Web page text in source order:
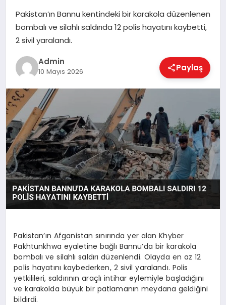
EKONOMI
MAGAZIN
SAĞLIK
SPOR
TEKNOLOJI
Pakistan’ın Bannu kentindeki bir karakola düzenlenen
bombalı ve silahlı saldırıda 12 polis hayatını kaybetti,
2 sivil yaralandı.
Admin
10 Mayıs 2026 Paylaş
Pakistan’ın Afganistan sınırında yer alan Khyber
Pakhtunkhwa eyaletine bağlı Bannu’da bir karakola
bombalı ve silahlı saldırı düzenlendi. Olayda en az 12
polis hayatını kaybederken, 2 sivil yaralandı. Polis
yetkilileri, saldırının araçlı intihar eylemiyle başladığını
ve karakolda büyük bir patlamanın meydana geldiğini
bildirdi.